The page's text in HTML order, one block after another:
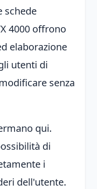
schede
4000 offrono
elaborazione
utenti di
senza
qui.
di
i
dell'utente.